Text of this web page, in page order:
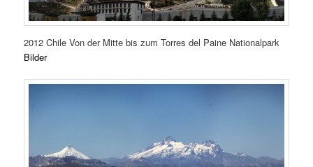
2012 Chile Von der Mitte bis zum Torres del Paine Nationalpark
Bilder